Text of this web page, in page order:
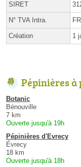
SIRET
N° TVA Intra.
Création 1
Pépinières
Botanic
Bénouville
7 km
Ouverte jusqu'à 19h
Pépinières d'Evrecy
Évrecy
18 km
Ouverte jusqu'à 18h